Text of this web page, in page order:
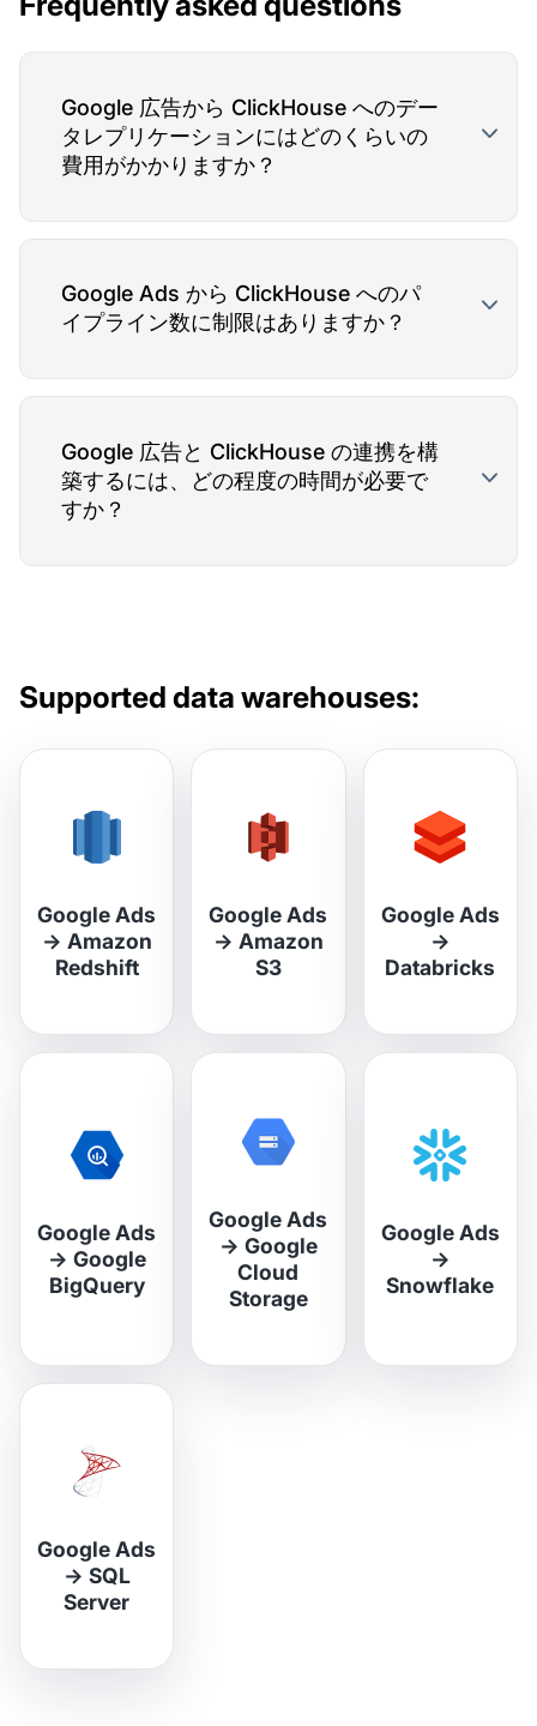
Google 広告から ClickHouse へのデー
タレプリケーションにはどのくらいの
費用がかかりますか？
Google Ads から ClickHouse へのパ
イプライン数に制限はありますか？
Google 広告と ClickHouse の連携を構
築するには、どの程度の時間が必要で
すか？
Supported data warehouses:
Google Ads
→ Amazon
Redshift
Google Ads
→ Amazon
S3
Google Ads
→
Databricks
Google Ads
→ Google
BigQuery
Google Ads
→ Google
Cloud
Storage
Google Ads
→
Snowflake
Google Ads
→ SQL
Server